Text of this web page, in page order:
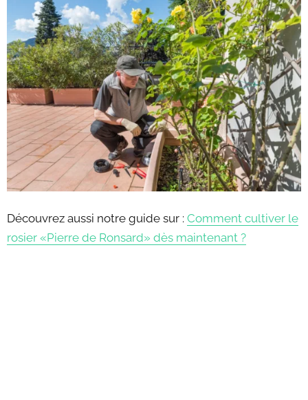
Découvrez aussi notre guide sur : Comment cultiver le
rosier «Pierre de Ronsard» dès maintenant ?